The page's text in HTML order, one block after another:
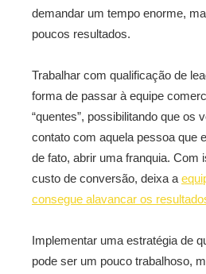
demandar um tempo enorme,
poucos resultados.
Trabalhar com qualificação de
forma de passar à equipe
“quentes”, possibilitando que os
contato com aquela pessoa que
de fato, abrir uma franquia. Com
custo de conversão, deixa a
consegue alavancar os
Implementar uma estratégia de
pode ser um pouco trabalhoso,